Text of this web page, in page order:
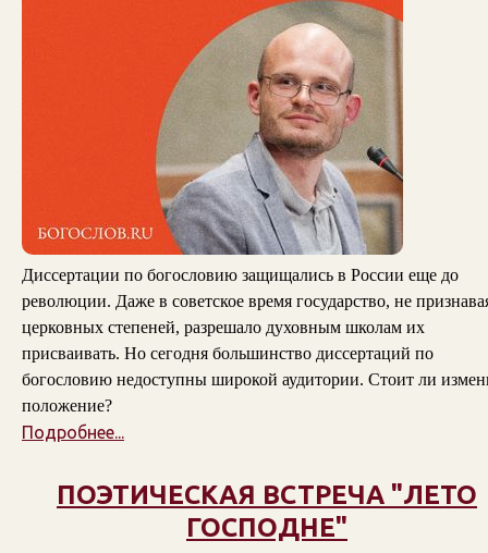
Диссертации по богословию защищались в России еще до
революции. Даже в советское время государство, не
церковных степеней, разрешало духовным школам их
присваивать. Но сегодня большинство диссертаций по
богословию недоступны широкой аудитории. Стоит ли
положение?
Подробнее...
ПОЭТИЧЕСКАЯ ВСТРЕЧА "ЛЕТО
ГОСПОДНЕ"